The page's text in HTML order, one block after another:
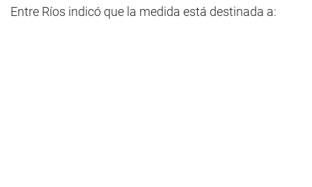
Entre Ríos indicó que la medida está destinada a: